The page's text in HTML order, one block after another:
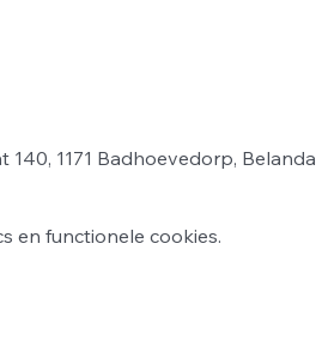
1171 Badhoevedorp, Belanda
en functionele cookies.